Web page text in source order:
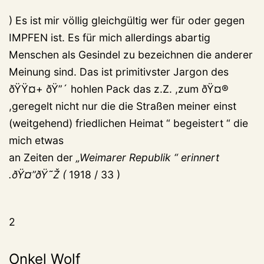
) Es ist mir völlig gleichgültig wer für oder gegen
IMPFEN ist. Es für mich allerdings abartig
Menschen als Gesindel zu bezeichnen die anderer
Meinung sind. Das ist primitivster Jargon des
ðŸŸ¤+ ðŸ”´ hohlen Pack das z.Z. ,zum ðŸ¤®
,geregelt nicht nur die die Straßen meiner einst
(weitgehend) friedlichen Heimat “ begeistert “ die
mich etwas
an Zeiten der „Weimarer Republik “ erinnert
.ðŸ¤”ðŸ˜Ž (1918 / 33 )
2
Onkel Wolf